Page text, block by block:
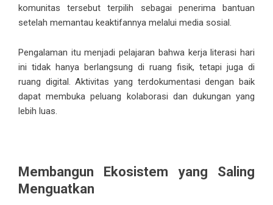
komunitas tersebut terpilih sebagai penerima bantuan
setelah memantau keaktifannya melalui media sosial.
Pengalaman itu menjadi pelajaran bahwa kerja literasi hari
ini tidak hanya berlangsung di ruang fisik, tetapi juga di
ruang digital. Aktivitas yang terdokumentasi dengan baik
dapat membuka peluang kolaborasi dan dukungan yang
lebih luas.
Membangun Ekosistem yang Saling
Menguatkan